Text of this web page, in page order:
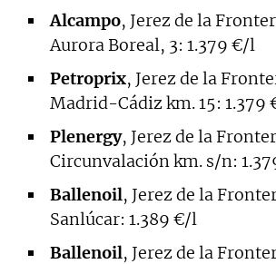
Alcampo, Jerez de la
Aurora Boreal, 3: 1.379 €/l
Petroprix, Jerez de la
Madrid-Cádiz km. 15: 1.379
Plenergy, Jerez de la
Circunvalación km. s/n:
Ballenoil, Jerez de la
Sanlúcar: 1.389 €/l
Ballenoil, Jerez de la